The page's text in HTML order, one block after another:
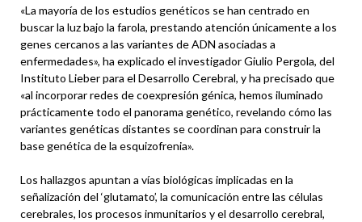
«La mayoría de los estudios genéticos se han centrado en
buscar la luz bajo la farola, prestando atención únicamente a los
genes cercanos a las variantes de ADN asociadas a
enfermedades», ha explicado el investigador Giulio Pergola, del
Instituto Lieber para el Desarrollo Cerebral, y ha precisado que
«al incorporar redes de coexpresión génica, hemos iluminado
prácticamente todo el panorama genético, revelando cómo las
variantes genéticas distantes se coordinan para construir la
base genética de la esquizofrenia».
Los hallazgos apuntan a vías biológicas implicadas en la
señalización del ‘glutamato’, la comunicación entre las células
cerebrales, los procesos inmunitarios y el desarrollo cerebral,